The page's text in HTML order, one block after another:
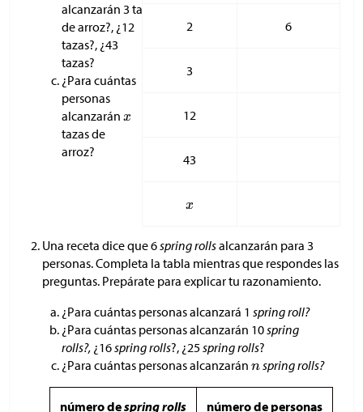
alcanzarán 3 tazas
de arroz?, ¿12
tazas?, ¿43
tazas?
¿Para cuántas
personas
alcanzarán
tazas de
arroz?
2 6
3
12
43
Una receta dice que 6spring rollsalcanzarán para 3
personas. Completa la tabla mientras que respondes las
preguntas. Prepárate para explicar tu razonamiento.
¿Para cuántas personas alcanzará 1 spring roll?
¿Para cuántas personas alcanzarán 10spring
rolls?, ¿16spring rolls?, ¿25spring rolls?
¿Para cuántas personas alcanzarán
spring rolls?
número despring rolls número de personas